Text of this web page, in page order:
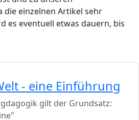
die einzelnen Artikel sehr
es eventuell etwas dauern, bis
- eine Einführung
gilt der Grundsatz: